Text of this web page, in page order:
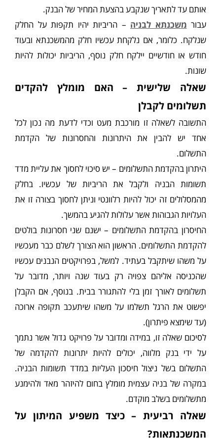
אותם עד לתאריך שנקבע בהצעת המחיר של הבנק.
עבור משכנתא לבניה – הריביות יהיו תקפות על החלק
שנלקח. כלומר, אם נלקחת עכשיו חלק מהמשכנתא ובעוד
חודש או חודשיים יילקח חלק נוסף, הריביות יכולות להיות
שונות.
שאלה שלישית – האם מומלץ להקדים
תשלומים לקבלן
התשובה לשאלה זו מורכבת מעט וכדי לדעת מה נכון לכל
אחד יש להבין את היתרונות והחסרונות של הקדמת
התשלום.
היתרון בהקדמת התשלומים – יש סיכוי לחסוך את עליית מדד
תשומות הבניה ולקבל את הריביות של עכשיו. בחלק
מהמסלולים זה יכול להיות רלוונטי וניתן לחסוך בצורה זו את
העלויות הגבוהות אשר עלולות להגיע בהמשך.
החיסרון בהקדמת התשלומים – ישנם שני חסרונות בולטים
להקדמת התשלומים. הראשון הוא הצורך לשלם כבר מעכשיו
על משהו שיתקבל בעתיד. למשל, בפרויקטים הנבנים עכשיו
שהכניסה אליהם צפויה רק בעוד שנה ויותר, מדובר על
תשלומים לאורך זמן בלי להתגורר בבית. בנוסף, אם הקבלן
יפשוט את הרגל תשלמו על משהו שיתעכב תקופה ארוכה
(עד שימצא פיתרון).
לסיכום שאלה זו, במידה ומדובר על פרויקט גדול אשר נתמך
על ידי בנק מלווה, יכולים להיות יתרונות להקדמה של
התשלום בשל ניצול חיסכון העליות במדד תשומות הבניה.
במקרה של בניה עצמית מומלץ בחום להיזהר מאד ולהימנע
מתשלומים בשלב מוקדם.
שאלה רביעית – כיצד משפיע המיתון על
המשכנתאות?